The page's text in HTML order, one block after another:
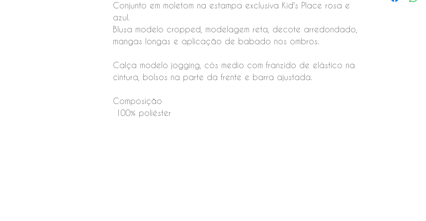
Conjunto em moletom na estampa exclusiva Kid's Place rosa e
azul.
Blusa modelo cropped, modelagem reta, decote arredondado,
mangas longas e aplicação de babado nos ombros.
Calça modelo jogging, cós medio com franzido de elástico na
cintura, bolsos na parte da frente e barra ajustada.
Composição
100% poliéster